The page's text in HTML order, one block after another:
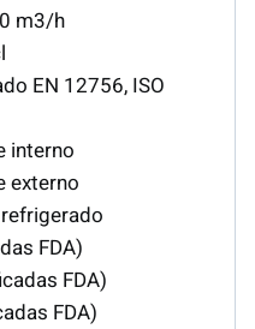
m3/h
EN 12756, ISO
interno
externo
FDA)
FDA)
FDA)